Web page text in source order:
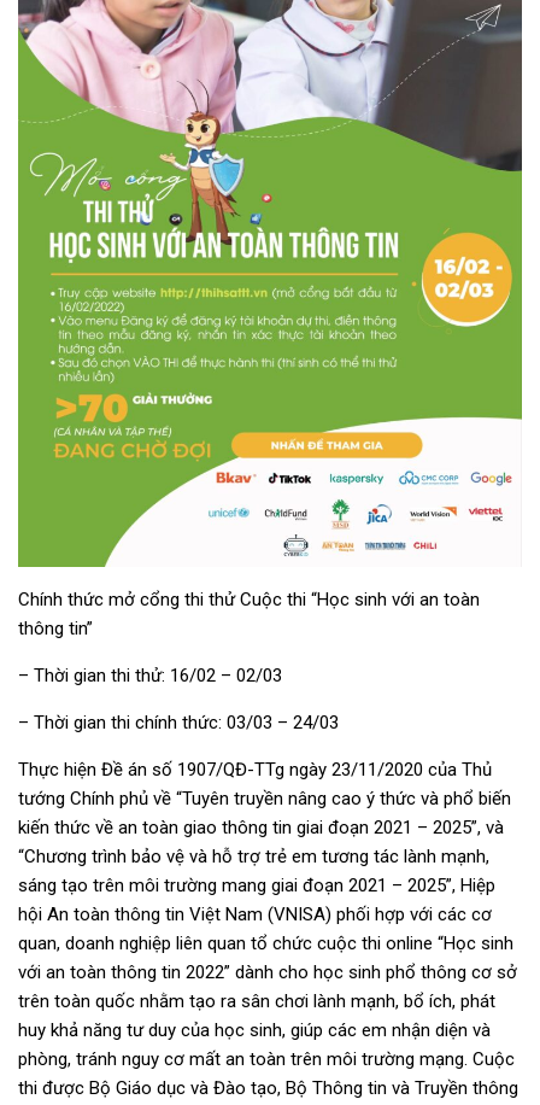
Chính thức mở cổng thi thử Cuộc thi “Học sinh với an toàn
thông tin”
– Thời gian thi thử: 16/02 – 02/03
– Thời gian thi chính thức: 03/03 – 24/03
Thực hiện Đề án số 1907/QĐ-TTg ngày 23/11/2020 của Thủ
tướng Chính phủ về “Tuyên truyền nâng cao ý thức và phổ biến
kiến thức về an toàn giao thông tin giai đoạn 2021 – 2025”, và
“Chương trình bảo vệ và hỗ trợ trẻ em tương tác lành mạnh,
sáng tạo trên môi trường mang giai đoạn 2021 – 2025”, Hiệp
hội An toàn thông tin Việt Nam (VNISA) phối hợp với các cơ
quan, doanh nghiệp liên quan tổ chức cuộc thi online “Học sinh
với an toàn thông tin 2022” dành cho học sinh phổ thông cơ sở
trên toàn quốc nhằm tạo ra sân chơi lành mạnh, bổ ích, phát
huy khả năng tư duy của học sinh, giúp các em nhận diện và
phòng, tránh nguy cơ mất an toàn trên môi trường mạng. Cuộc
thi được Bộ Giáo dục và Đào tạo, Bộ Thông tin và Truyền thông